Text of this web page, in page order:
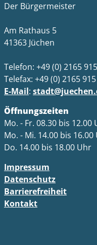
Der Bürgermeister
Am Rathaus 5
41363 Jüchen
Telefon: +49 (0) 2165
Telefax: +49 (0) 2165
E-Mail:
Öffnungszeiten
Mo. - Fr. 08.30 bis 12.00
Mo. - Mi. 14.00 bis 16.00
Do. 14.00 bis 18.00 Uhr
Impressum
Datenschutz
Barrierefreiheit
Kontakt